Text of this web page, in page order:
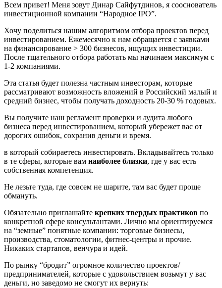
Всем привет! Меня зовут Динар Сайфутдинов, я сооснователь
инвестиционной компании “Народное IPO”.
Хочу поделиться нашим алгоритмом отбора проектов перед
инвестированием. Ежемесячно к нам обращается с заявками
на финансирование > 300 бизнесов, ищущих инвестиции.
После тщательного отбора работать мы начинаем максимум с
1-2 компаниями.
Эта статья будет полезна частным инвесторам, которые
рассматривают возможность вложений в Российский малый и
средний бизнес, чтобы получать доходность 20-30 % годовых.
Вы получите наш регламент проверки и аудита любого
бизнеса перед инвестированием, который убережет вас от
дорогих ошибок, сохранив деньги и время.
в который собираетесь инвестировать. Вкладывайтесь только
в те сферы, которые вам наиболее близки, где у вас есть
собственная компетенция.
Не лезьте туда, где совсем не шарите, там вас будет проще
обмануть.
Обязательно приглашайте крепких твердых практиков по
конкретной сфере консультантами. Лично мы ориентируемся
на “земные” понятные компании: торговые бизнесы,
производства, стоматологии, фитнес-центры и прочие.
Никаких стартапов, венчура и идей.
По рынку “бродит” огромное количество проектов/
предпринимателей, которые с удовольствием возьмут у вас
деньги, но заведомо не смогут их вернуть: